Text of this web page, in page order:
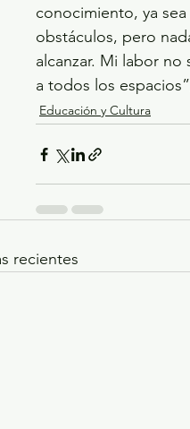
conocimiento, ya
obstáculos, pero
alcanzar. Mi labor
a todos los
Educación y Cultura
recientes